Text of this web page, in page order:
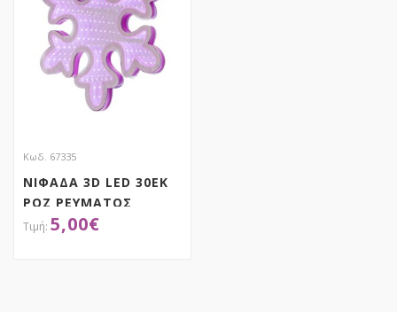
Κωδ. 67335
ΝΙΦΑΔΑ 3D LED 30ΕΚ
ΡΟΖ ΡΕΥΜΑΤΟΣ
5,00€